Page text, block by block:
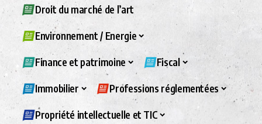
Droit du marché de l’art
Environnement / Energie
Finance et patrimoine Fiscal
Immobilier Professions réglementées
Propriété intellectuelle et TIC